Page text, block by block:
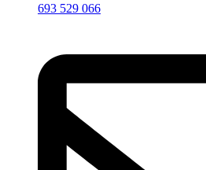
693 529 066